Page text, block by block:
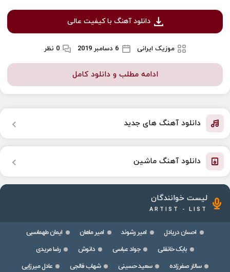
دانلود آهنگ با کیفیت عالی
موزیک ایرانی 6 دسامبر 2019 0 نظر
ادامه مطلب و دانلود کامل
دانلود آهنگ های جدید
دانلود آهنگ ماشین
لیست خوانندگان
ARTIST - LIST
احسان دریادل امیر رشوند امیر ماهان
ایمان طهماسبی
بابک خانقلی
جواد عباسی دانوش
رضا مریدی
سالار صفرزاده
سعید حسینی شهاب فالجی
عادل میرزایی